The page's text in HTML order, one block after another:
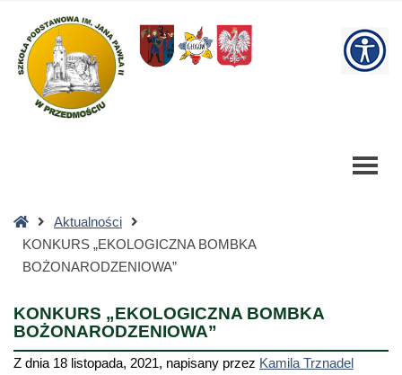
"EKOLOGICZNA
BOMBKA
BOŻONARODZENIOWA"
Strona
główna
Aktualności
KONKURS „EKOLOGICZNA BOMBKA
BOŻONARODZENIOWA”
KONKURS „EKOLOGICZNA BOMBKA
BOŻONARODZENIOWA”
Z dnia 18 listopada, 2021, napisany przez Kamila Trznadel